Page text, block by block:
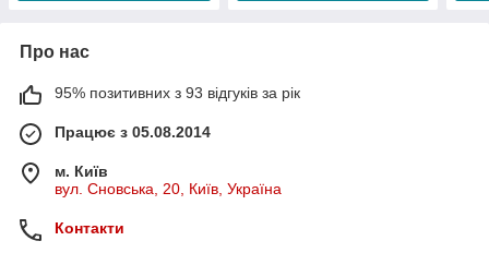
Про нас
95% позитивних з 93 відгуків за рік
Працює з 05.08.2014
м. Київ
вул. Сновська, 20, Київ, Україна
Контакти